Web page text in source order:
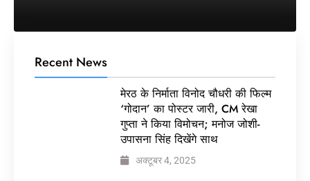
Recent News
मेरठ के निर्माता विनोद चौधरी की फिल्म
‘गोदान’ का पोस्टर जारी, CM रेखा
गुप्ता ने किया विमोचन; मनोज जोशी-
उपासना सिंह दिखेंगे साथ
अक्टूबर 4, 2025